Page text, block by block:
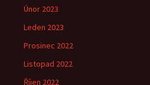
Únor 2023
Leden 2023
Prosinec 2022
Listopad 2022
Říjen 2022